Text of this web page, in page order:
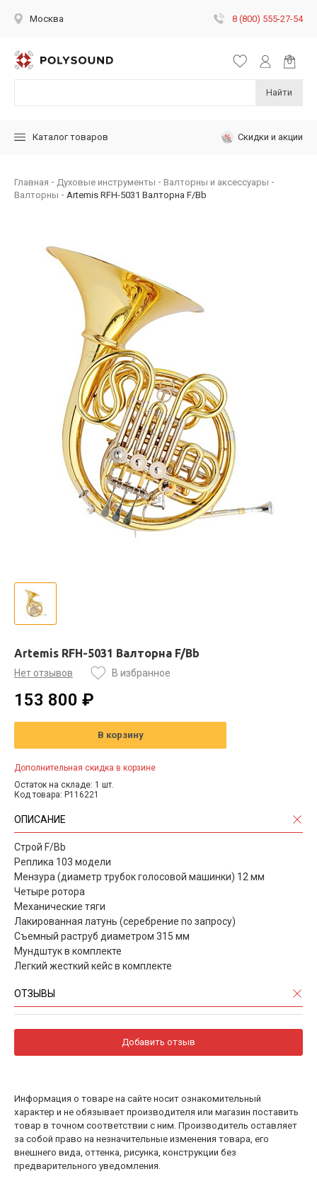
Москва 8 (800) 555-27-54
Найти
Каталог товаров Скидки и акции
Главная Духовые инструменты
Валторны и аксессуары
Валторны
Artemis RFH-5031 Валторна F/Bb
Artemis RFH-5031 Валторна F/Bb
Нет отзывов В избранное
153 800 ₽
В корзину
Дополнительная скидка в корзине
Остаток на складе: 1 шт.
Код товара: P116221
ОПИСАНИЕ
Строй F/Bb
Реплика 103 модели
Мензура (диаметр трубок голосовой машинки) 12 мм
Четыре ротора
Механические тяги
Лакированная латунь (серебрение по запросу)
Съемный раструб диаметром 315 мм
Мундштук в комплекте
Легкий жесткий кейс в комплекте
ОТЗЫВЫ
Добавить отзыв
Информация о товаре на сайте носит ознакомительный
характер и не обязывает производителя или магазин поставить
товар в точном соответствии с ним. Производитель оставляет
за собой право на незначительные изменения товара, его
внешнего вида, оттенка, рисунка, конструкции без
предварительного уведомления.